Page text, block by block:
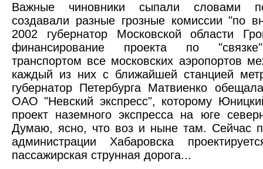
Важные чиновники сыпали словами
создавали разные грозные комиссии "по
2002 губернатор Московской области
финансирование проекта по
транспортом все московских аэропортов
каждый из них с ближайшей станцией
губернатор Петербурга Матвиенко
ОАО "Невский экспресс", которому
проект наземного экспресса на юге
Думаю, ясно, что воз и ныне там. Сейчас
администрации Хабаровска
пассажирская струнная дорога...